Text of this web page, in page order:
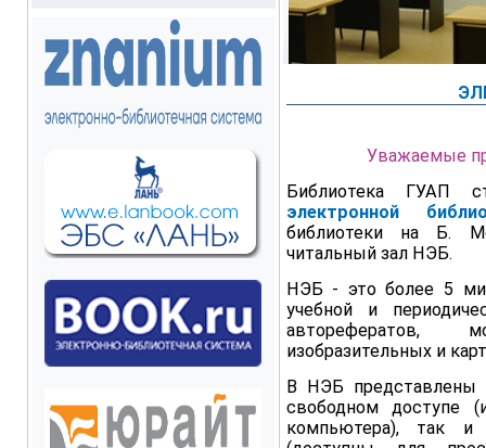
Уважаемые
Библиотека ГУАП
электронной
библиотеки на Б.
читальный зал НЭБ.
НЭБ - это более 5
учебной и
авторефератов,
изобразительных и
В НЭБ представлены
свободном доступе
компьютера), так и